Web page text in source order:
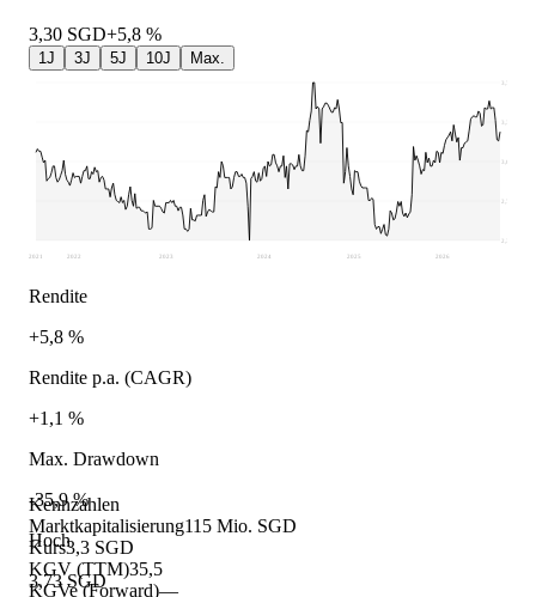
Kennzahlen
Marktkapitalisierung115 Mio. SGD
Kurs3,3 SGD
KGV (TTM)35,5
KGVe (Forward)—
3,30 SGD+5,8 %
1J 3J 5J 10J Max.
2,35
2,7
3,04
3,39
3,73
2021 2022 2023 2024 2025 2026
Rendite
+5,8 %
Rendite p.a. (CAGR)
+1,1 %
Max. Drawdown
-35,9 %
Hoch
3,73 SGD